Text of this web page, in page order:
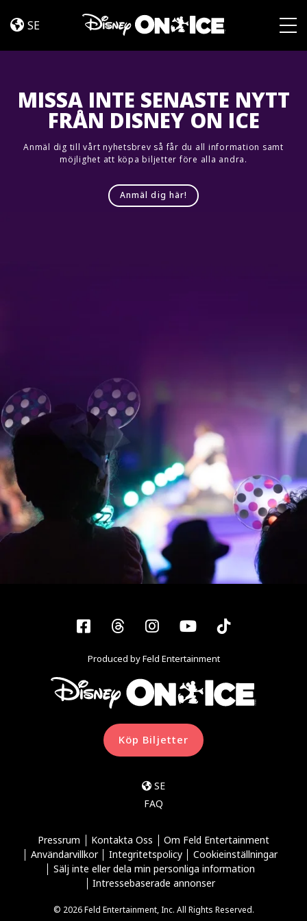
Big
SE
MISSA INTE SENASTE NYTT
FRÅN DISNEY ON ICE
Anmäl dig till vårt nyhetsbrev så får du all information samt
möjlighet att köpa biljetter före alla andra.
Anmäl dig här!
Facebook
ThreadsInstagram
YouTubeTiktok
Produced by Feld Entertainment
Köp Biljetter
SE
FAQ
Pressrum Kontakta Oss
Om Feld Entertainment
Användarvillkor
Integritetspolicy
Cookieinställningar
Sälj inte eller dela min personliga information
Intressebaserade annonser
© 2026 Feld Entertainment, Inc. All Rights Reserved.